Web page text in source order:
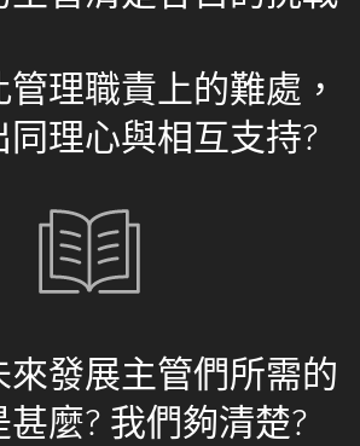
理職責上的難處，
理心與相互支持?
來發展主管們所需的
麼? 我們夠清楚?